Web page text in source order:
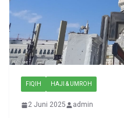
FIQIH HAJI & UMROH
2 Juni 2025 admin